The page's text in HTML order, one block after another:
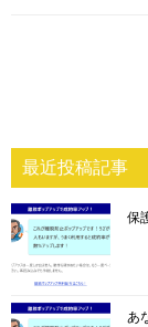
最近投稿記事
保
あ